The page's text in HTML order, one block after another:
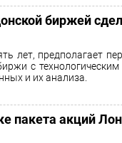
биржей
лет, предполагает
с
и их анализа.
пакета акций